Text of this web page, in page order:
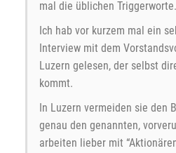
mal die üblichen Triggerworte.
Ich hab vor kurzem mal ein
Interview mit dem
Luzern gelesen, der selbst
kommt.
In Luzern vermeiden sie den
genau den genannten,
arbeiten lieber mit